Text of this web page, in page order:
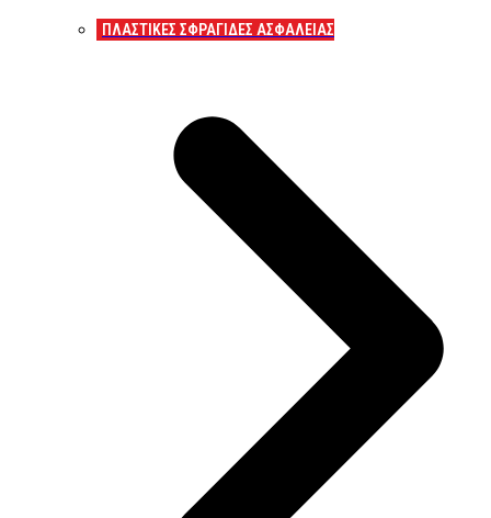
ΠΛΑΣΤΙΚΕΣ ΣΦΡΑΓΙΔΕΣ ΑΣΦΑΛΕΙΑΣ